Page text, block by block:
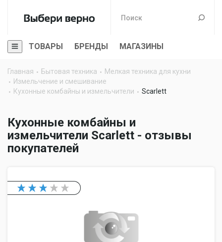
ТОВАРЫ БРЕНДЫ МАГАЗИНЫ
Главная Бытовая техника
Мелкая техника для кухни
Измельчение и смешивание
Кухонные комбайны и измельчители
Scarlett
Кухонные комбайны и
измельчители Scarlett - отзывы
покупателей